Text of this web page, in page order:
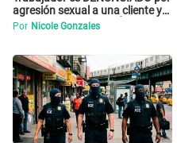
agresión sexual a una cliente y
su respuesta INDIGNÓ A TODOS
Por Nicole Gonzales